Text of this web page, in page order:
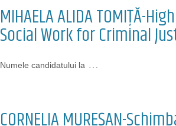
MIHAELA ALIDA TOMIŢĂ-
Social Work for Criminal
Numele candidatului la …
CORNELIA MUREȘAN-